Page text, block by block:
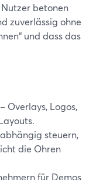
betonen
zuverlässig ohne
und dass das
Overlays, Logos,
steuern,
die Ohren
für Demos